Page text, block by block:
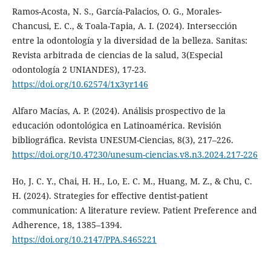
Ramos-Acosta, N. S., García-Palacios, O. G., Morales-
Chancusi, E. C., & Toala-Tapia, A. I. (2024). Intersección
entre la odontología y la diversidad de la belleza. Sanitas:
Revista arbitrada de ciencias de la salud, 3(Especial
odontología 2 UNIANDES), 17-23.
https://doi.org/10.62574/1x3yr146
Alfaro Macías, A. P. (2024). Análisis prospectivo de la
educación odontológica en Latinoamérica. Revisión
bibliográfica. Revista UNESUM-Ciencias, 8(3), 217–226.
https://doi.org/10.47230/unesum-ciencias.v8.n3.2024.217-226
Ho, J. C. Y., Chai, H. H., Lo, E. C. M., Huang, M. Z., & Chu, C.
H. (2024). Strategies for effective dentist-patient
communication: A literature review. Patient Preference and
Adherence, 18, 1385–1394.
https://doi.org/10.2147/PPA.S465221